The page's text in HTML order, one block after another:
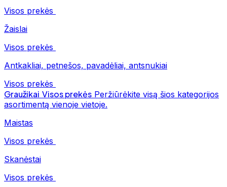
Visos prekės
Žaislai
Visos prekės
Antkakliai, petnešos, pavadėliai, antsnukiai
Visos prekės
Graužikai Visos prekės Peržiūrėkite visą šios kategorijos
asortimentą vienoje vietoje.
Maistas
Visos prekės
Skanėstai
Visos prekės